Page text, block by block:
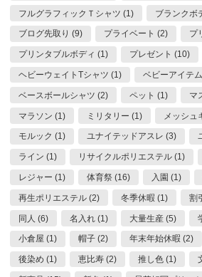
フルグラフィックＴシャツ (1) ブランクボ
ブログ先取り (9) プライベート (2) プ
プリンタブルボディ (1) プレゼント (10)
ヘビーウェイトTシャツ (1) ベビーアイテ
ベースボールシャツ (2) ペット (1) マ
マラソン (1) ミリタリー (1) メッシュ
モルック (1) ユナイテッドアスレ (3)
ライン (1) リサイクルポリエステル (1)
レジャー (1) 体育祭 (16) 入園 (1)
再生ポリエステル (2) 冬季休暇 (1) 割
同人 (6) 名入れ (1) 大量生産 (5)
小倉屋 (1) 帽子 (2) 年末年始休暇 (2)
後染め (1) 恵比寿 (2) 推し色 (1)